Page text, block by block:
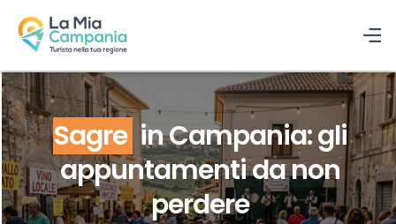
Sagre in Campania: gli
appuntamenti da non
perdere